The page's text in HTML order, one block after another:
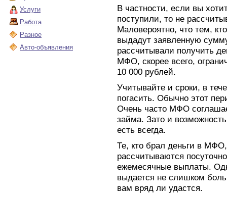
Услуги
Работа
Разное
Авто-объявления
В частности, если вы
поступили, то не
Маловероятно, что тем,
выдадут заявленную
рассчитывали получить
МФО, скорее всего,
10 000 рублей.
Учитывайте и сроки, в
погасить. Обычно этот
Очень часто МФО
займа. Зато и
есть всегда.
Те, кто брал деньги в
рассчитываются
ежемесячные выплаты.
выдается не слишком
вам вряд ли удастся.